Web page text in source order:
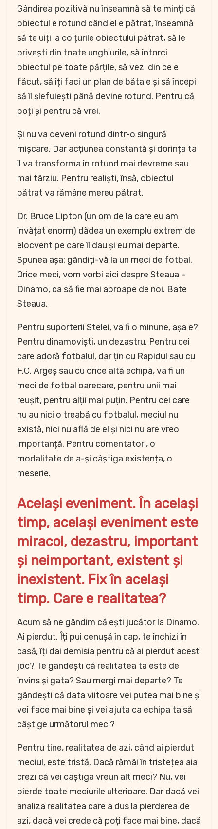
Gândirea pozitivă nu înseamnă să te minți că
obiectul e rotund când el e pătrat, înseamnă
să te uiți la colțurile obiectului pătrat, să le
privești din toate unghiurile, să întorci
obiectul pe toate părțile, să vezi din ce e
făcut, să îți faci un plan de bătaie și să începi
să îl șlefuiești până devine rotund. Pentru că
poți și pentru că vrei.
Și nu va deveni rotund dintr-o singură
mișcare. Dar acțiunea constantă și dorința ta
îl va transforma în rotund mai devreme sau
mai târziu. Pentru realiști, însă, obiectul
pătrat va rămâne mereu pătrat.
Dr. Bruce Lipton (un om de la care eu am
învățat enorm) dădea un exemplu extrem de
elocvent pe care îl dau și eu mai departe.
Spunea așa: gândiți-vă la un meci de fotbal.
Orice meci, vom vorbi aici despre Steaua –
Dinamo, ca să fie mai aproape de noi. Bate
Steaua.
Pentru suporterii Stelei, va fi o minune, așa e?
Pentru dinamoviști, un dezastru. Pentru cei
care adoră fotbalul, dar țin cu Rapidul sau cu
F.C. Argeș sau cu orice altă echipă, va fi un
meci de fotbal oarecare, pentru unii mai
reușit, pentru alții mai puțin. Pentru cei care
nu au nici o treabă cu fotbalul, meciul nu
există, nici nu află de el și nici nu are vreo
importanță. Pentru comentatori, o
modalitate de a-și câștiga existența, o
meserie.
Același eveniment. În același
timp, același eveniment este
miracol, dezastru, important
și neimportant, existent și
inexistent. Fix în același
timp. Care e realitatea?
Acum să ne gândim că ești jucător la Dinamo.
Ai pierdut. Îți pui cenușă în cap, te închizi în
casă, îți dai demisia pentru că ai pierdut acest
joc? Te gândești că realitatea ta este de
învins și gata? Sau mergi mai departe? Te
gândești că data viitoare vei putea mai bine și
vei face mai bine și vei ajuta ca echipa ta să
câștige următorul meci?
Pentru tine, realitatea de azi, când ai pierdut
meciul, este tristă. Dacă rămâi în tristețea aia
crezi că vei câștiga vreun alt meci? Nu, vei
pierde toate meciurile ulterioare. Dar dacă vei
analiza realitatea care a dus la pierderea de
azi, dacă vei crede că poți face mai bine, dacă